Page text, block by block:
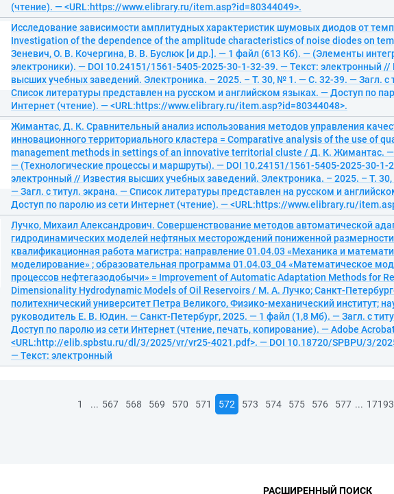
(чтение). — <URL:https://www.elibrary.ru/item.asp?id=80344049>.
Исследование зависимости амплитудных характеристик шумовых диодов от
Investigation of the dependence of the amplitude characteristics of noise diodes on
Зеневич, О. В. Кочергина, В. В. Буслюк [и др.]. — 1 файл (613 Кб). — (Элементы
электроники). — DOI 10.24151/1561-5405-2025-30-1-32-39. — Текст: электронный //
высших учебных заведений. Электроника. – 2025. – Т. 30, № 1. — С. 32-39. — Загл. с
Список литературы представлен на русском и английском языках. — Доступ по
Интернет (чтение). — <URL:https://www.elibrary.ru/item.asp?id=80344048>.
Жимантас, Д. К. Сравнительный анализ использования методов управления
инновационного территориального кластера = Comparative analysis of the use of
management methods in settings of an innovative territorial cluste / Д. К. Жимантас.
— (Технологические процессы и маршруты). — DOI 10.24151/1561-5405-2025-30-1-
электронный // Известия высших учебных заведений. Электроника. – 2025. – Т.
— Загл. с титул. экрана. — Список литературы представлен на русском и
Доступ по паролю из сети Интернет (чтение). — <URL:https://www.elibrary.ru/
Лучко, Михаил Александрович. Совершенствование методов автоматической
гидродинамических моделей нефтяных месторождений пониженной
квалификационная работа магистра: направление 01.04.03 «Механика и
моделирование» ; образовательная программа 01.04.03_04 «Математическое
процессов нефтегазодобычи» = Improvement of Automatic Adaptation Methods for
Dimensionality Hydrodynamic Models of Oil Reservoirs / М. А. Лучко; Санкт-
политехнический университет Петра Великого, Физико-механический институт;
руководитель Е. В. Юдин. — Санкт-Петербург, 2025. — 1 файл (1,8 Мб). — Загл. с
Доступ по паролю из сети Интернет (чтение, печать, копирование). — Adobe
<URL:http://elib.spbstu.ru/dl/3/2025/vr/vr25-4021.pdf>. — DOI 10.18720/SPBPU/3/
— Текст: электронный
1 ... 567 568 569 570 571 572 573 574 575 576 577 ... 17193
РАСШИРЕННЫЙ ПОИСК